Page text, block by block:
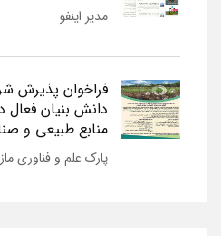
مدیر اینفو
فراخوان پذیرش
دانش بنیان فعال
منابع طبیعی و
پارک علم و فناوری